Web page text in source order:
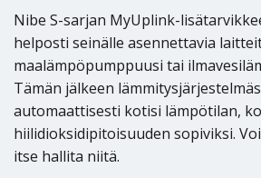
Nibe S-sarjan MyUplink-
helposti seinälle asennettavia
maalämpöpumppuusi tai
Tämän jälkeen
automaattisesti kotisi lämpötilan,
hiilidioksidipitoisuuden sopiviksi.
itse hallita niitä.